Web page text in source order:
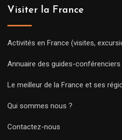
Visiter la France
Activités en France (visites,
Annuaire des guides-conférenciers
Le meilleur de la France et ses
Qui sommes nous ?
Contactez-nous